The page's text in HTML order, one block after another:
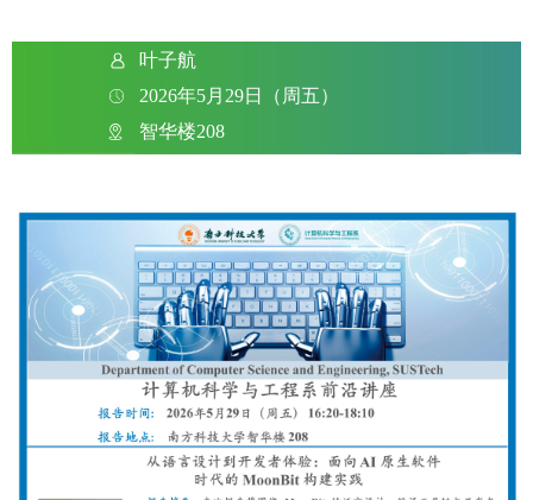
叶子航
2026年5月29日（周五）
智华楼208